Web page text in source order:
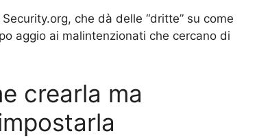
che dà delle “dritte” su come
aggio ai malintenzionati che cercano di
crearla ma